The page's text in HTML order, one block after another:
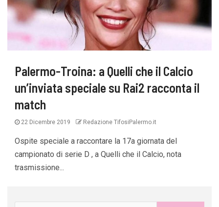
Palermo-Troina: a Quelli che il Calcio
un’inviata speciale su Rai2 racconta il
match
22 Dicembre 2019 Redazione TifosiPalermo.it
Ospite speciale a raccontare la 17a giornata del
campionato di serie D , a Quelli che il Calcio, nota
trasmissione...